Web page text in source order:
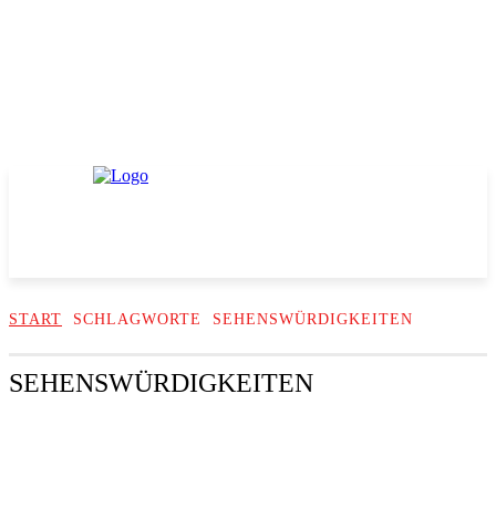
START SCHLAGWORTE SEHENSWÜRDIGKEITEN
SEHENSWÜRDIGKEITEN